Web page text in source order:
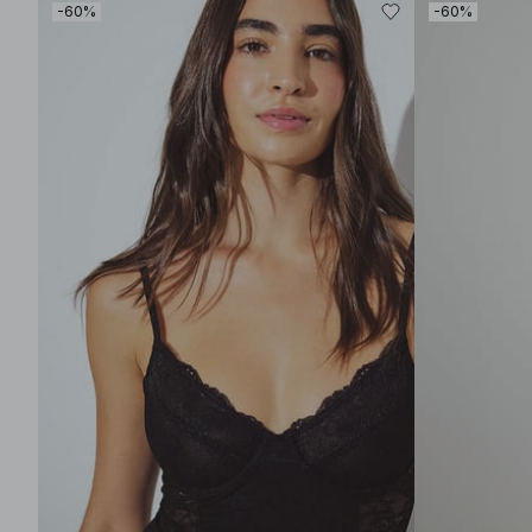
-60% -60%